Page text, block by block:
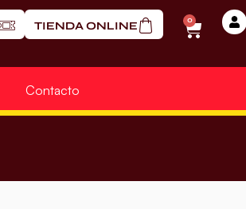
TIENDA ONLINE 0
Contacto